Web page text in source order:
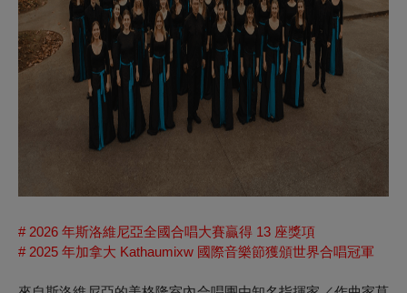
# 2026 年斯洛維尼亞全國合唱大賽贏得 13 座獎項
# 2025 年加拿大 Kathaumixw 國際音樂節獲頒世界合唱冠軍